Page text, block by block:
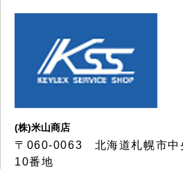
(株)米山商店
〒060-0063 北海道札幌市中
10番地